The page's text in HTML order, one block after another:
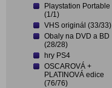
Playstation Portable
(1/1)
VHS originál (33/33)
Obaly na DVD a BD
(28/28)
hry PS4
OSCAROVÁ +
PLATINOVÁ edice
(76/76)